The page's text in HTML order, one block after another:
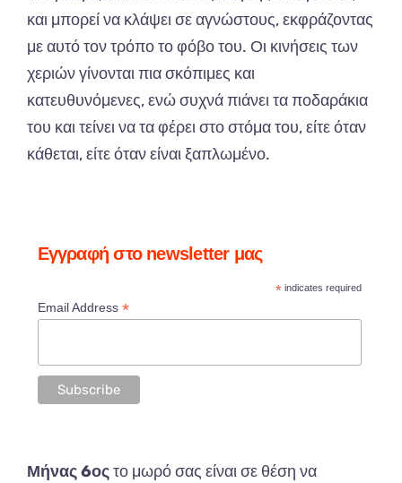
και μπορείνα κλάψεισεαγνώστους,εκφράζοντας
μεαυτότοντρόποτοφόβοτου. Οι κινήσεις των
χεριώνγίνονται πιασκόπιμες και
κατευθυνόμενες,ενώσυχνάπιάνειτα ποδαράκια
του καιτείνεινα ταφέρειστοστόματου,είτεόταν
κάθεται,είτεότανείναι ξαπλωμένο.
Εγγραφή στο newsletter μας
*indicates required
Email Address *
Μήνας 6οςτο μωρόσας είναισε θέση να